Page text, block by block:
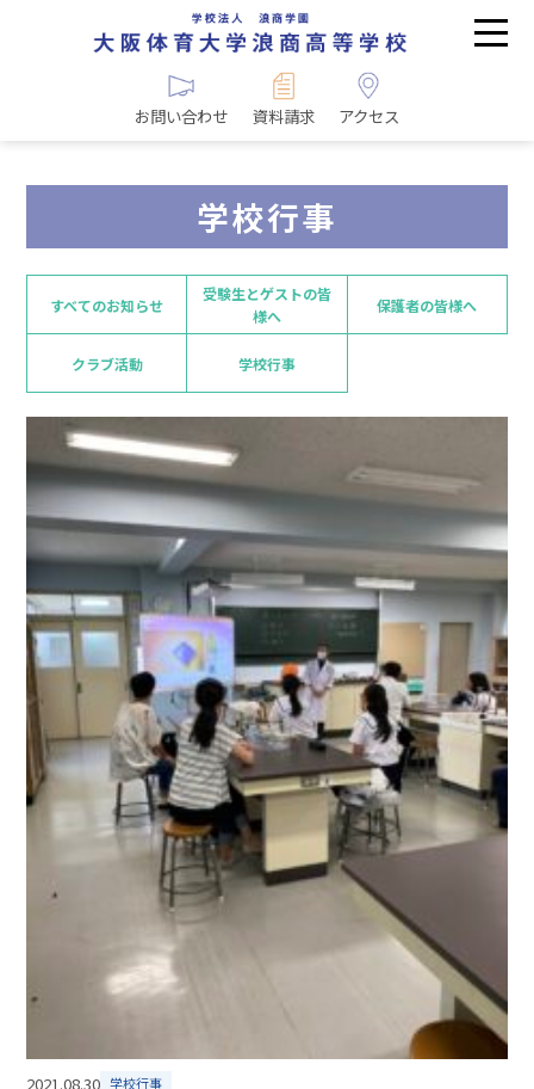
お問い合わせ 資料請求 アクセス
学校行事
すべてのお知らせ
受験生とゲストの皆
様へ
保護者の皆様へ
クラブ活動 学校行事
2021.08.30 学校行事